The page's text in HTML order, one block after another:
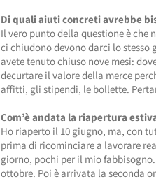
Di quali aiuti concreti avrebbe
Il vero punto della questione è che
ci chiudono devono darci lo
avete tenuto chiuso nove mesi:
decurtare il valore della merce
affitti, gli stipendi, le bollette.
Com’è andata la riapertura
Ho riaperto il 10 giugno, ma, con
prima di ricominciare a lavorare
giorno, pochi per il mio
ottobre. Poi è arrivata la seconda